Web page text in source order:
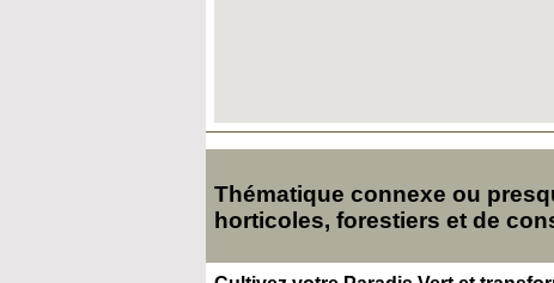
Thématique connexe ou
horticoles, forestiers et de